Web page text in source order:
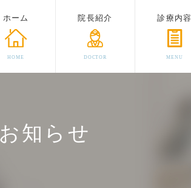
ホーム
HOME
院長紹介
DOCTOR
診療内容
MENU
お知らせ